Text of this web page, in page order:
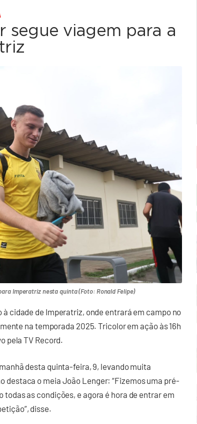
segue viagem para a
Imperatriz nesta quinta (Foto: Ronald Felipe)
à cidade de Imperatriz, onde entrará em campo no
na temporada 2025. Tricolor em ação às 16h
pela TV Record.
desta quinta-feira, 9, levando muita
destaca o meia João Lenger: “Fizemos uma pré-
as condições, e agora é hora de entrar em
disse.